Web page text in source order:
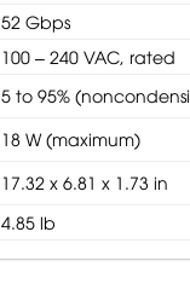
52 Gbps
100 – 240 VAC, rated
5 to 95%
18 W (maximum)
17.32 x 6.81 x 1.73 in
4.85 lb